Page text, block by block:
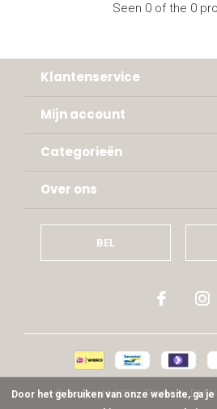
Seen 0 of the 0
Klantenservice
Mijn account
Categorieën
Over ons
BEL
© Copyright2026- Theme By
Door het gebruiken van onze website, ga